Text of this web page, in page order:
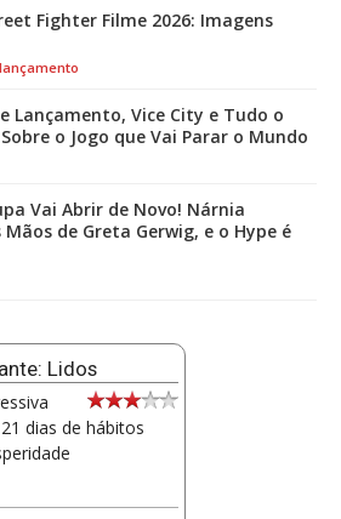
Fighter Filme 2026: Imagens
Lançamento, Vice City e Tudo o
o Jogo que Vai Parar o Mundo
Vai Abrir de Novo! Nárnia
de Greta Gerwig, e o Hype é
Lidos
dias de hábitos